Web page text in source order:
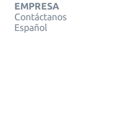
EMPRESA
Contáctanos
Español